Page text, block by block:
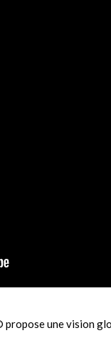
propose une vision